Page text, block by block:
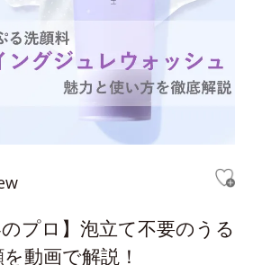
のプロ】泡立て不要のうる
動画で解説！